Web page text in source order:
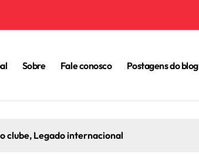
Sobre Fale conosco Postagens do blog
clube, Legado internacional